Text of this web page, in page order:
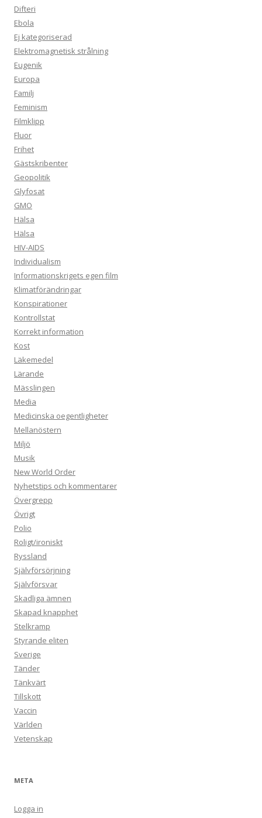
Difteri
Ebola
Ej kategoriserad
Elektromagnetisk strålning
Eugenik
Europa
Familj
Feminism
Filmklipp
Fluor
Frihet
Gästskribenter
Geopolitik
Glyfosat
GMO
Hälsa
Hälsa
HIV-AIDS
Individualism
Informationskrigets egen film
Klimatförändringar
Konspirationer
Kontrollstat
Korrekt information
Kost
Läkemedel
Lärande
Mässlingen
Media
Medicinska oegentligheter
Mellanöstern
Miljö
Musik
New World Order
Nyhetstips och kommentarer
Övergrepp
Övrigt
Polio
Roligt/ironiskt
Ryssland
Självförsörjning
Självförsvar
Skadliga ämnen
Skapad knapphet
Stelkramp
Styrande eliten
Sverige
Tänder
Tänkvärt
Tillskott
Vaccin
Världen
Vetenskap
META
Logga in